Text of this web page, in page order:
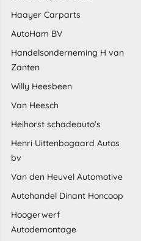
Haayer Carparts
AutoHam BV
Handelsonderneming H van
Zanten
Willy Heesbeen
Van Heesch
Heihorst schadeauto's
Henri Uittenbogaard Autos
bv
Van den Heuvel Automotive
Autohandel Dinant Honcoop
Hoogerwerf
Autodemontage